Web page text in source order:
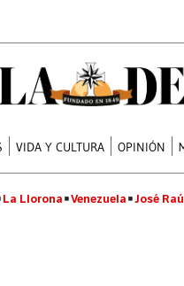
VIDA Y CULTURA OPINIÓN
La Llorona Venezuela José